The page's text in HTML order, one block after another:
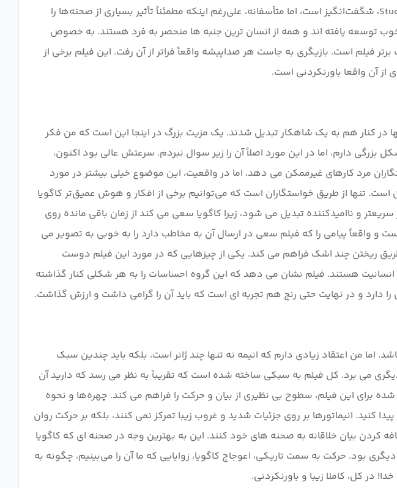
پسند شما نباشد، اما من آن را دوست دارم. موسیقی برای این فیلم، مانند اکثر فیلم‌های StudioGhibli، شگفت‌انگیز است، اما متأسفانه، علی‌رغم اینکه مطمئناً تأثیر بسیاری از صحنه‌ها را
توسعه یافته اند و همه از انسان ترین جنبه ها منحصر به فرد هستند. به خصوص
است. بازیگری به جاست هر صداپیشه واقعاً فراتر از آن رفت. این فیلم برخی از
در کنار هم به یک شاهکار تبدیل شدند. یک مزیت بزرگ در اینجا این است که من فکر
دارم، اما در این مورد اصلاً آن را زیر سوال نبردم. سرعتش عالی بود اکنون،
مرد کارهای غیرممکن می دهد، اما در واقعیت، این موضوع خیلی بیشتر در مورد
تنها از طریق خواستگاران است که می‌توانیم برخی از افکار و هوش عمیق‌تر کاگویا
و ناامیدکننده تبدیل می شود، زیرا کاگویا سعی می کند از زمان باقی مانده روی
واقعاً پیامی را که فیلم سعی در ارسال آن به مخاطب دارد را به خوبی به تصویر می
طریق ریختن چند اشک فراهم می کند. یکی از چیزهایی که در مورد این فیلم دوست
هستند. فیلم نشان می دهد که این گروه احساسات را به هر شکلی کنار گذاشته
اما من اعتقاد زیادی دارم که انیمه نه تنها چند ژانر است، بلکه باید چندین سبک
می برد. کل فیلم به سبکی ساخته شده است که تقریباً به نظر می رسد که دارید آن
برای این فیلم، سطوح بی نظیری از بیان و حرکت را فراهم می کند. چهره‌ها و نحوه
انیماتورها بر روی جزئیات شدید و غروب زیبا تمرکز نمی کنند، بلکه بر حرکت روان
کردن بیان خلاقانه به صحنه های خود کنند. این به بهترین وجه در صحنه ای که کاگویا
بود. حرکت به سمت تاریکی، اعوجاج کاگویا، زوایایی که ما آن را می‌بینیم، چگونه به